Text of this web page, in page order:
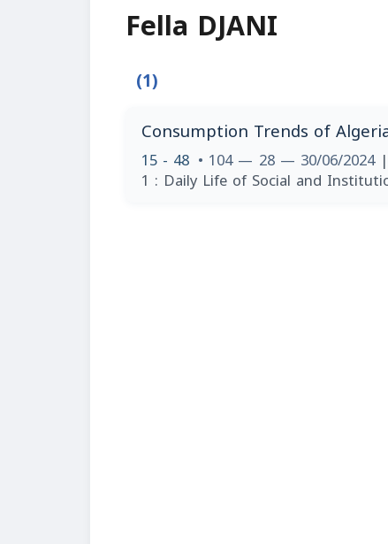
Fella DJANI
(1)
Consumption Trends of
15 - 48 • 104 — 28 — 30/06/2024
1 : Daily Life of Social and